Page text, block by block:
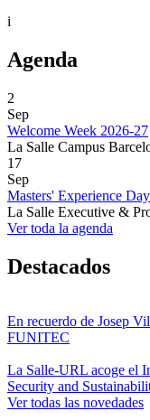
i
Agenda
2
Sep
Welcome Week 2026-27
La Salle Campus
17
Sep
Masters' Experience Day
La Salle Executive &
Ver toda la agenda
Destacados
En recuerdo de Josep
FUNITEC
La Salle-URL acoge el
Security and
Ver todas las novedades